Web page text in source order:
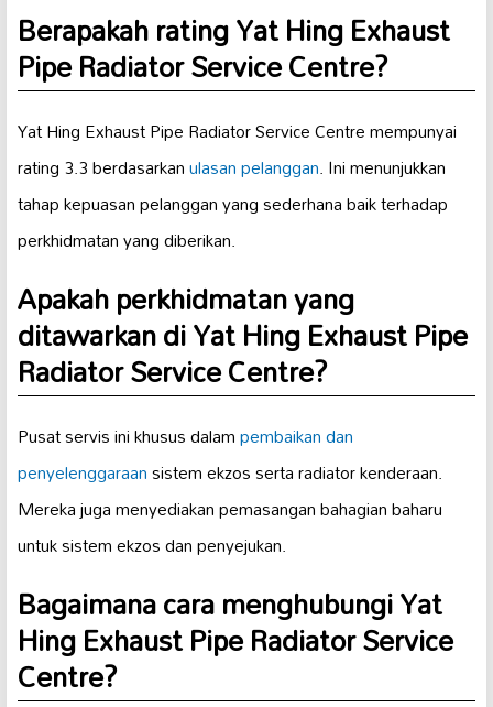
Berapakah rating Yat Hing Exhaust
Pipe Radiator Service Centre?
Yat Hing Exhaust Pipe Radiator Service Centre mempunyai
rating 3.3 berdasarkanulasan pelanggan. Ini menunjukkan
tahap kepuasan pelanggan yang sederhana baik terhadap
perkhidmatan yang diberikan.
Apakah perkhidmatan yang
ditawarkan di Yat Hing Exhaust Pipe
Radiator Service Centre?
Pusat servis ini khusus dalampembaikan dan
penyelenggaraansistem ekzos serta radiator kenderaan.
Mereka juga menyediakan pemasangan bahagian baharu
untuk sistem ekzos dan penyejukan.
Bagaimana cara menghubungi Yat
Hing Exhaust Pipe Radiator Service
Centre?